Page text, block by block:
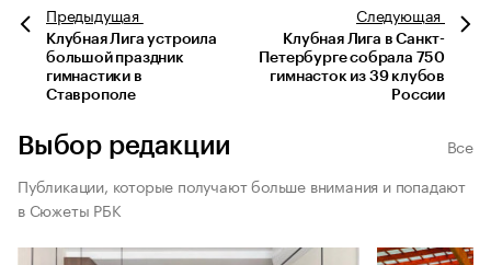
Предыдущая
Клубная Лига устроила
большой праздник
гимнастики в
Ставрополе
Следующая
Клубная Лига в Санкт-
Петербурге собрала 750
гимнасток из 39 клубов
России
Выбор редакции
Все
Публикации, которые получают больше внимания и попадают
в Сюжеты РБК